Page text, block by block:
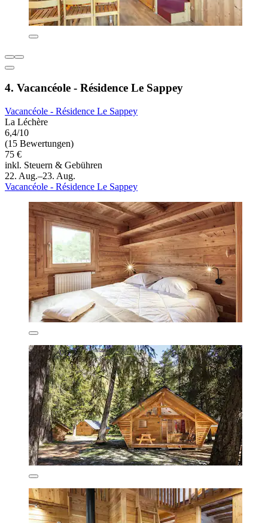
4. Vacancéole - Résidence Le Sappey
Vacancéole - Résidence Le Sappey
La Léchère
6,4/10
(15 Bewertungen)
75 €
inkl. Steuern & Gebühren
22. Aug.–23. Aug.
Vacancéole - Résidence Le Sappey